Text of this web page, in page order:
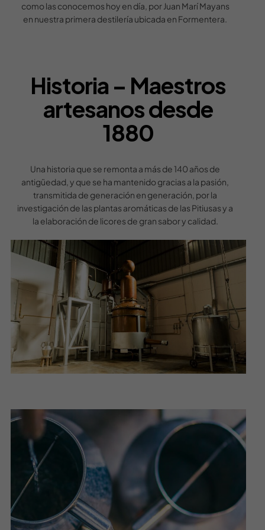
como las conocemos hoy en día, por Juan Marí Mayans
en nuestra primera destilería ubicada en Formentera.
Historia – Maestros
artesanos desde
1880
Una historia que se remonta a más de 140 años de
antigüedad, y que se ha mantenido gracias a la pasión,
transmitida de generación en generación, por la
investigación de las plantas aromáticas de las Pitiusas y a
la elaboración de licores de gran sabor y calidad.